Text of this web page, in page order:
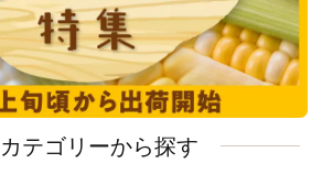
カテゴリーから探す